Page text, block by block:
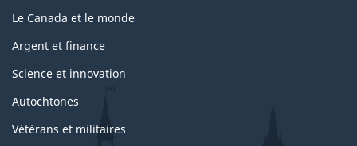
Le Canada et le monde
Argent et finance
Science et innovation
Autochtones
Vétérans et militaires